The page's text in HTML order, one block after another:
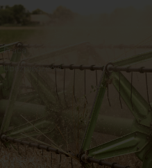
Dostawy
Praca
Ubezpieczenia